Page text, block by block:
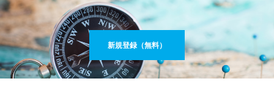
新規登録（無料）